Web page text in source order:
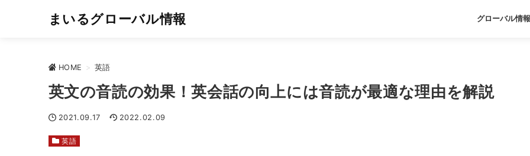
まいるグローバル情報 グローバル情報
HOME > 英語
英文の音読の効果！英会話の向上には音読が最適な理由を解説
2021.09.17 2022.02.09
英語